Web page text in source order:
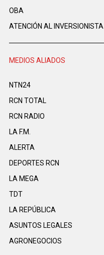
OBA
ATENCIÓN AL INVERSIONISTA
MEDIOS ALIADOS
NTN24
RCN TOTAL
RCN RADIO
LA F.M.
ALERTA
DEPORTES RCN
LA MEGA
TDT
LA REPÚBLICA
ASUNTOS LEGALES
AGRONEGOCIOS